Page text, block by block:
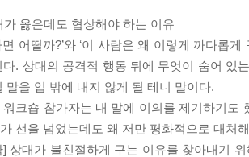
가 옳은데도 협상해야 하는 이유
면 어떨까?’와 ‘이 사람은 왜 이렇게 까다롭
다. 상대의 공격적 행동 뒤에 무엇이 숨어 있
말을 입 밖에 내지 않게 될 테니 말이다.
워크숍 참가자는 내 말에 이의를 제기하기도
선을 넘었는데도 왜 저만 평화적으로 대처
] 상대가 불친절하게 구는 이유를 찾아내기